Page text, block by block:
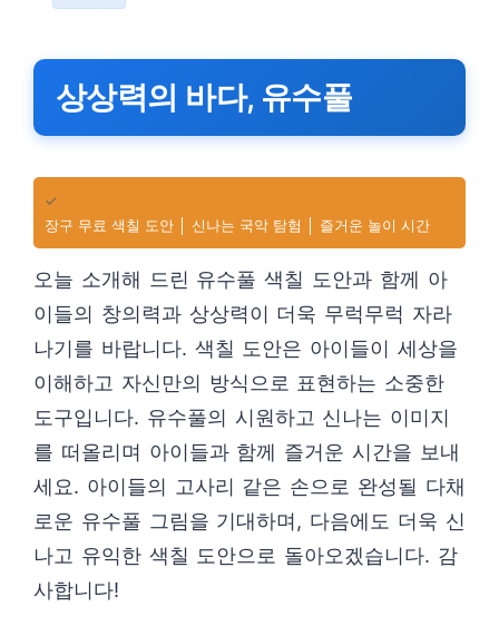
상상력의 바다, 유수풀
✓
장구 무료 색칠 도안 │ 신나는 국악 탐험 │ 즐거운 놀이 시간
오늘 소개해 드린 유수풀 색칠 도안과 함께 아
이들의 창의력과 상상력이 더욱 무럭무럭 자라
나기를 바랍니다. 색칠 도안은 아이들이 세상을
이해하고 자신만의 방식으로 표현하는 소중한
도구입니다. 유수풀의 시원하고 신나는 이미지
를 떠올리며 아이들과 함께 즐거운 시간을 보내
세요. 아이들의 고사리 같은 손으로 완성될 다채
로운 유수풀 그림을 기대하며, 다음에도 더욱 신
나고 유익한 색칠 도안으로 돌아오겠습니다. 감
사합니다!